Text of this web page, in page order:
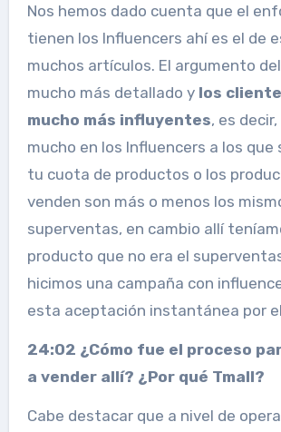
Nos hemos dado cuenta que el
tienen los Influencers ahí es el de
muchos artículos. El argumento
mucho más detallado ylos
mucho más influyentes, es
mucho en los Influencers a los que
tu cuota de productos o los
venden son más o menos los
superventas, en cambio allí
producto que no era el
hicimos una campaña con
esta aceptación instantánea por
24:02 ¿Cómo fue el proceso
a vender allí? ¿Por qué Tmall?
Cabe destacar que a nivel de